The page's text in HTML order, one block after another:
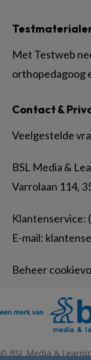
Contact &
Veelgestelde
BSL Media &
Varrolaan 114,
Klantenservice:
E-mail:
Beheer
Met Testweb
orthopedagoog
© BSL Media &